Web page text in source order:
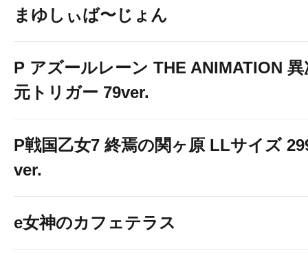
まゆしぃば〜じょん
P アズールレーン THE ANIMATION 異
元トリガー 79ver.
P戦国乙女7 終焉の関ヶ原 LLサイズ
ver.
e女神のカフェテラス